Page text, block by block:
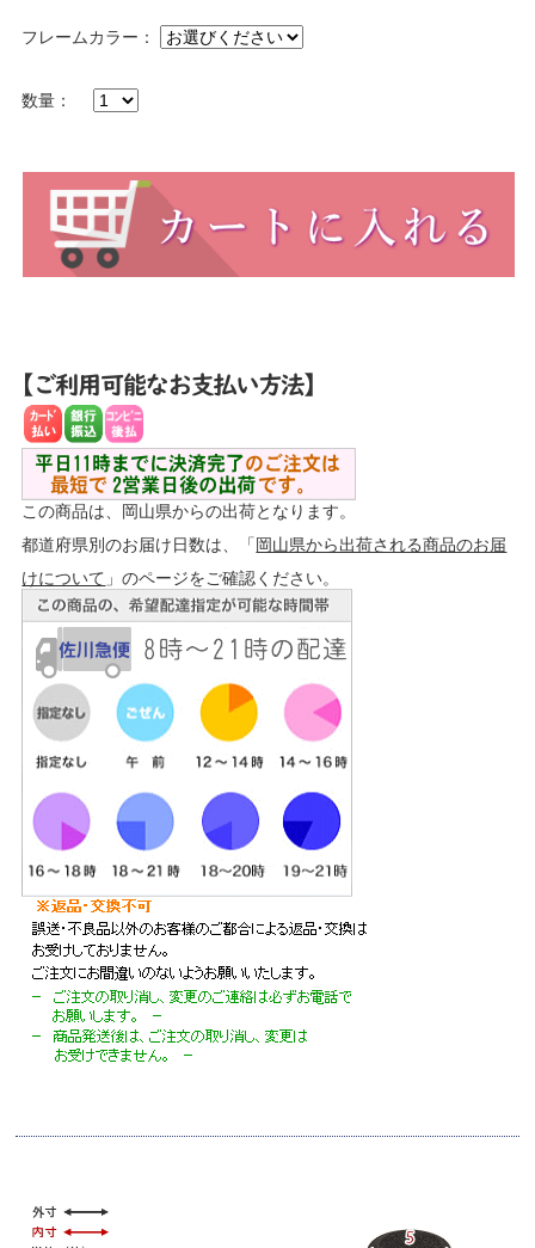
フレームカラー：
数量：
この商品は、岡山県からの出荷となります。
都道府県別のお届け日数は、「岡山県から出荷される商品のお届
けについて 」のページをご確認ください。